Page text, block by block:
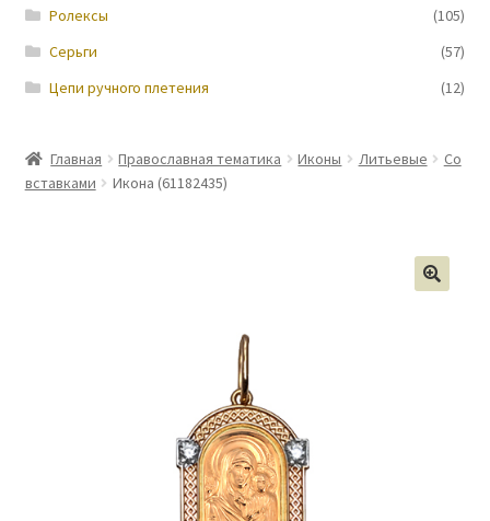
Ролексы
(105)
Серьги
(57)
Цепи ручного плетения
(12)
Главная Православная тематика Иконы Литьевые
Со
вставками
Икона (61182435)